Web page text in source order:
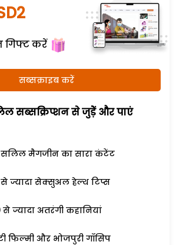
गिफ्ट करें
सब्सक्राइब करें
सब्सक्रिप्शन से जुड़ेें और पाएं
मैगजीन का सारा कंटेंट
से ज्यादा सेक्सुअल हेल्थ टिप्स
से ज्यादा अतरंगी कहानियां
फिल्मी और भोजपुरी गॉसिप